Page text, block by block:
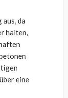
da
halten,
eine